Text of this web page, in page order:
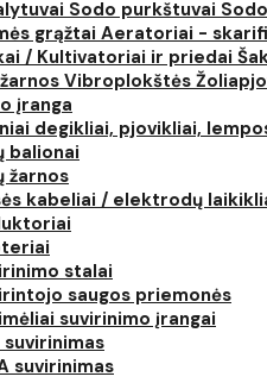
Sodo purkštuvai
grąžtai Aeratoriai -
/ Kultivatoriai ir priedai
Vibroplokštės
įranga
degikliai, pjovikliai,
balionai
žarnos
kabeliai / elektrodų
stalai
saugos priemonės
suvirinimo įrangai
suvirinimas
suvirinimas